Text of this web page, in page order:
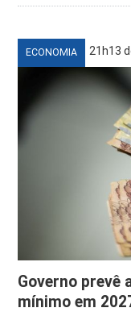
ECONOMIA 21h13
Governo prevê
mínimo em